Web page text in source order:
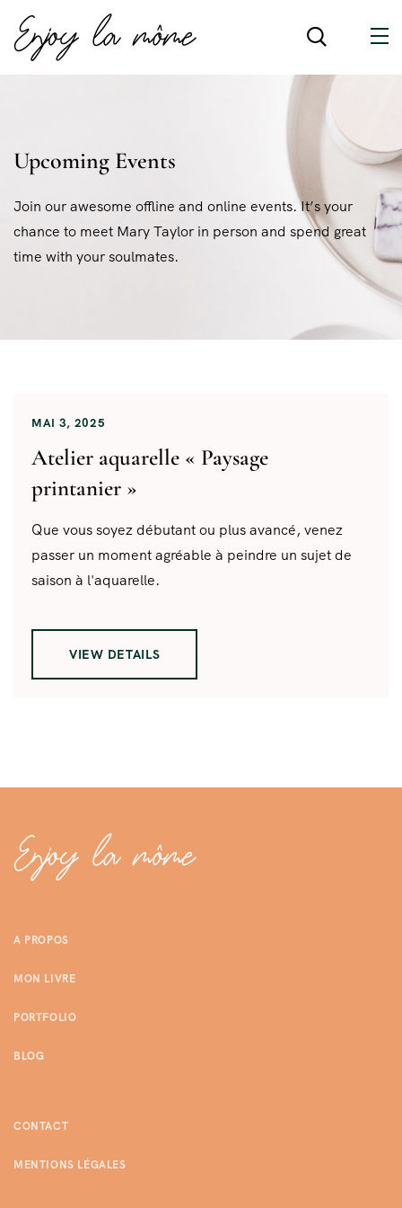
Upcoming Events
Join our awesome offline and online events. It’s your
chance to meet Mary Taylor in person and spend great
time with your soulmates.
MAI 3, 2025
Atelier aquarelle « Paysage
printanier »
Que vous soyez débutant ou plus avancé, venez
passer un moment agréable à peindre un sujet de
saison à l'aquarelle.
VIEW DETAILS
A PROPOS
MON LIVRE
PORTFOLIO
BLOG
CONTACT
MENTIONS LÉGALES